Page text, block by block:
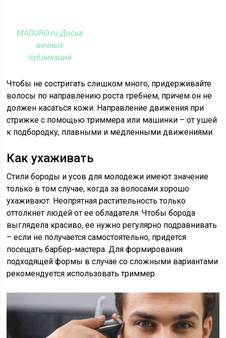
MADURO.ru Доска
вечных
публикаций
Чтобы не состригать слишком много, придерживайте
волосы по направлению роста гребнем, причем он не
должен касаться кожи. Направление движения при
стрижке с помощью триммера или машинки – от ушей
к подбородку, плавными и медленными движениями.
Как ухаживать
Стили бороды и усов для молодежи имеют значение
только в том случае, когда за волосами хорошо
ухаживают. Неопрятная растительность только
оттолкнет людей от ее обладателя. Чтобы борода
выглядела красиво, ее нужно регулярно подравнивать
– если не получается самостоятельно, придется
посещать барбер-мастера. Для формирования
подходящей формы в случае со сложными вариантами
рекомендуется использовать триммер.